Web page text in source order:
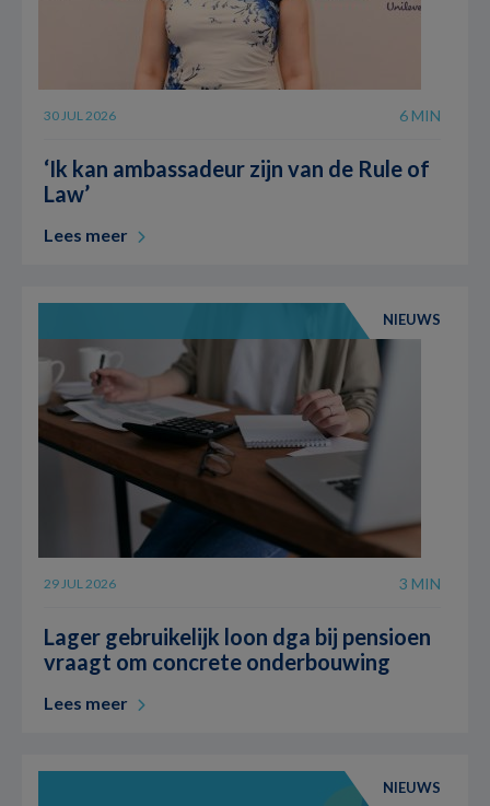
30 JUL 2026 6 MIN
‘Ik kan ambassadeur zijn van de Rule of
Law’
Lees meer
NIEUWS
29 JUL 2026 3 MIN
Lager gebruikelijk loon dga bij pensioen
vraagt om concrete onderbouwing
Lees meer
NIEUWS